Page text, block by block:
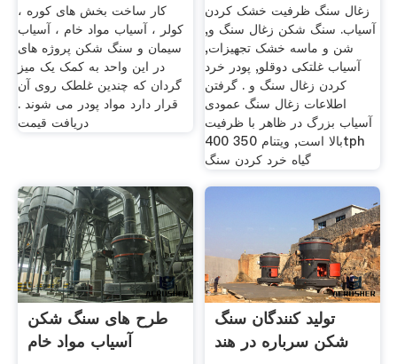
کار ساخت بخش های کوره ،
کولر ، آسياب مواد خام ، آسياب
سيمان و سنگ شکن پروژه های
در اين واحد به کمک يک ميز
گردان که چندين غلطک روی آن
قرار دارد مواد پودر می شوند .
دریافت قیمت
زغال سنگ ظرفیت خشک کردن
آسیاب. سنگ شکن زغال سنگ و,
شن و ماسه خشک تجهیزات,
آسیاب غلتکی دوقلو, پودر خرد
کردن زغال سنگ و . گرفتن
اطلاعات زغال سنگ عمودی
آسیاب بزرگ در ظاهر با ظرفیت
بالا است, ویتنام 350 400tph
گیاه خرد کردن سنگ
طرح های سنگ شکن
آسیاب مواد خام
تولید کنندگان سنگ
شکن سرباره در هند